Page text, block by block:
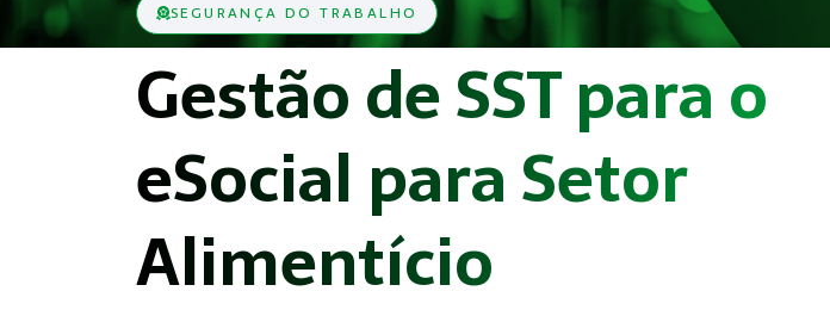
SEGURANÇA DO TRABALHO
Gestão de SST para o
eSocial para Setor
Alimentício